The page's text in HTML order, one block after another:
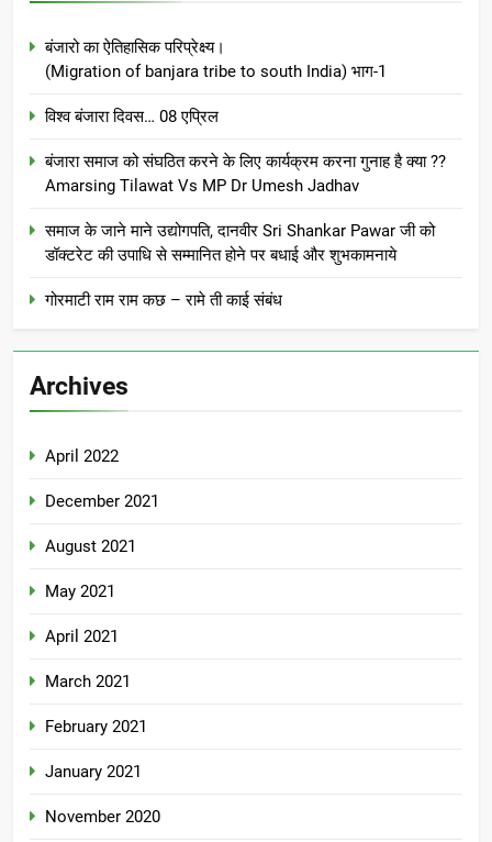
बंजारो का ऐतिहासिक परिप्रेक्ष्य।
(Migration of banjara tribe to south India) भाग-1
विश्व बंजारा दिवस… 08 एप्रिल
बंजारा समाज को संघठित करने के लिए कार्यक्रम करना गुनाह है क्या ??
Amarsing Tilawat Vs MP Dr Umesh Jadhav
समाज के जाने माने उद्योगपति, दानवीर Sri Shankar Pawar जी को
डॉक्टरेट की उपाधि से सम्मानित होने पर बधाई और शुभकामनाये
गोरमाटी राम राम कछ – रामे ती काई संबंध
Archives
April 2022
December 2021
August 2021
May 2021
April 2021
March 2021
February 2021
January 2021
November 2020